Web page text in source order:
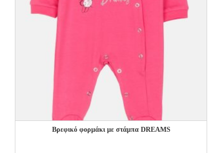
Βρεφικό φορμάκι με στάμπα DREAMS